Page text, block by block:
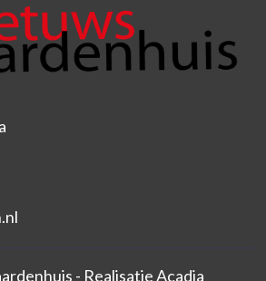
- RealisatieAcadia